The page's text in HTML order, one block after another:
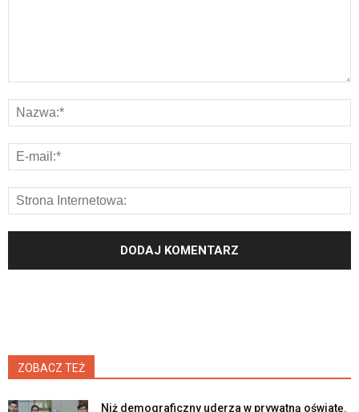
ZOBACZ TEŻ
Niż demograficzny uderza w prywatną oświatę.